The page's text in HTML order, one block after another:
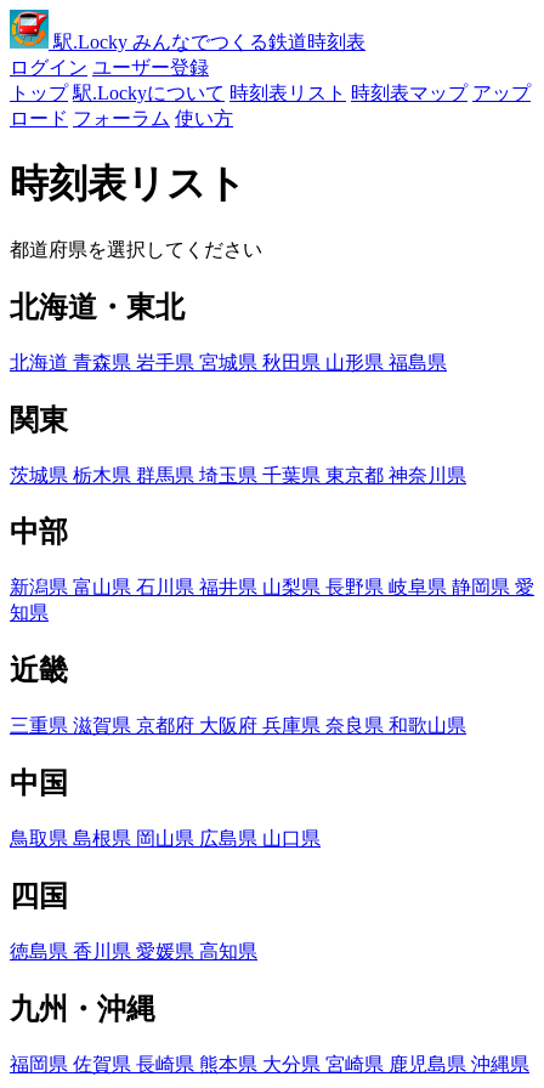
駅.Locky みんなでつくる鉄道時刻表
ログイン ユーザー登録
トップ 駅.Lockyについて 時刻表リスト 時刻表マップ アップ
ロード フォーラム 使い方
時刻表リスト
都道府県を選択してください
北海道・東北
北海道 青森県 岩手県 宮城県 秋田県 山形県 福島県
関東
茨城県 栃木県 群馬県 埼玉県 千葉県 東京都 神奈川県
中部
新潟県 富山県 石川県 福井県 山梨県 長野県 岐阜県 静岡県 愛
知県
近畿
三重県 滋賀県 京都府 大阪府 兵庫県 奈良県 和歌山県
中国
鳥取県 島根県 岡山県 広島県 山口県
四国
徳島県 香川県 愛媛県 高知県
九州・沖縄
福岡県 佐賀県 長崎県 熊本県 大分県 宮崎県 鹿児島県 沖縄県